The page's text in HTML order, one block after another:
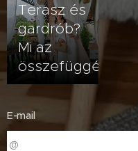
Terasz és
gardrób?
Mi az
összefüggés?
E-mail